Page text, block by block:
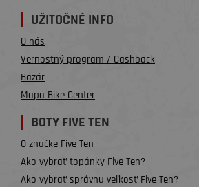
UŽITOČNÉ INFO
O nás
Vernostný program / Cashback
Bazár
Mapa Bike Center
BOTY FIVE TEN
O značke Five Ten
Ako vybrať topánky Five Ten?
Ako vybrať správnu veľkosť Five Ten?